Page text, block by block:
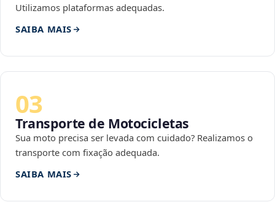
Utilizamos plataformas adequadas.
SAIBA MAIS
03
Transporte de Motocicletas
Sua moto precisa ser levada com cuidado? Realizamos o
transporte com fixação adequada.
SAIBA MAIS